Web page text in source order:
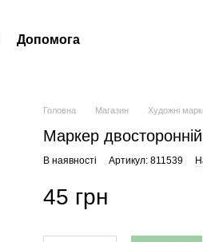
Допомога
Головна Магазин Художні
Маркер
В наявності Артикул: 811539
45 грн